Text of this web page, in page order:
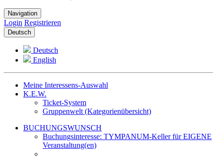
Navigation
Login Registrieren
Deutsch
Deutsch
English
Meine Interessens-Auswahl
K.E.W.
Ticket-System
Gruppenwelt (Kategorienübersicht)
BUCHUNGSWUNSCH
Buchungsinteresse: TYMPANUM-Keller für EIGENE
Veranstaltung(en)